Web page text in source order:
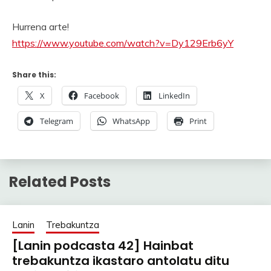
Hurrena arte!
https://www.youtube.com/watch?v=Dy129Erb6yY
Share this:
X Facebook LinkedIn
Telegram WhatsApp Print
Related Posts
Lanin Trebakuntza
[Lanin podcasta 42] Hainbat
trebakuntza ikastaro antolatu ditu